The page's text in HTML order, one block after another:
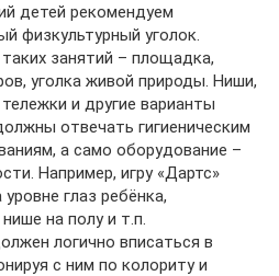
детей рекомендуем
физкультурный уголок.
занятий – площадка,
уголка живой природы. Ниши,
и другие варианты
отвечать гигиеническим
а само оборудование –
Например, игру «Дартс»
глаз ребёнка,
на полу и т.п.
логично вписаться в
с ним по колориту и